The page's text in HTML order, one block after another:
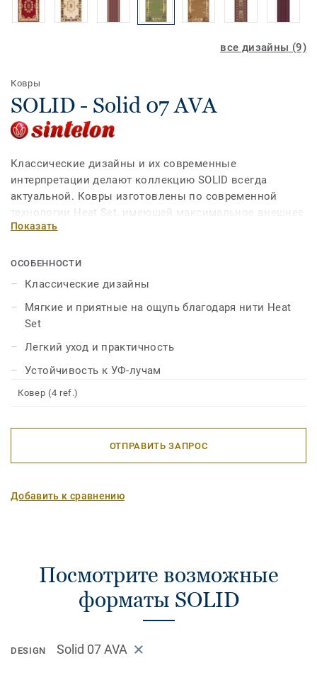
все дизайны (9)
Ковры
SOLID - Solid 07 AVA
Классические дизайны и их современные
интерпретации делают коллекцию SOLID всегда
актуальной. Ковры изготовлены по современной
технологии Heat Set, имеющей максимальное внешнее
сходство с натуральной шерстью, мягкие и приятные
ультрафиолетовых лучей и неприхотливы в уходе.
Показать
ОСОБЕННОСТИ
Классические дизайны
Мягкие и приятные на ощупь благодаря нити Heat
Set
Легкий уход и практичность
Устойчивость к УФ-лучам
Ковер (4 ref.)
ОТПРАВИТЬ ЗАПРОС
Добавить к сравнению
Посмотрите возможные
форматы SOLID
DESIGN Solid 07 AVA